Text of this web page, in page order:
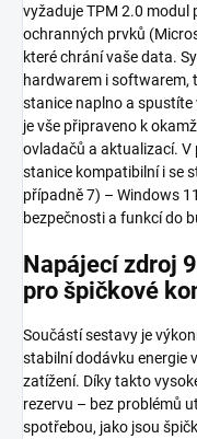
vyžaduje TPM 2.0 modul
ochranných prvků
které chrání vaše data.
hardwarem i softwarem,
stanice naplno a spustíte
je vše připraveno k
ovladačů a aktualizací.
stanice kompatibilní i se
případně 7) – Windows
bezpečnosti a funkcí do
Napájecí zdroj
pro špičkové
Součástí sestavy je
stabilní dodávku energie
zatížení. Díky takto
rezervu – bez problémů
spotřebou, jako jsou